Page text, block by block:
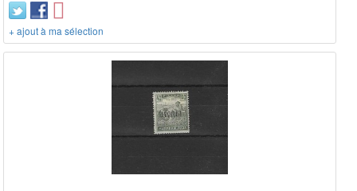
+ ajout à ma sélection